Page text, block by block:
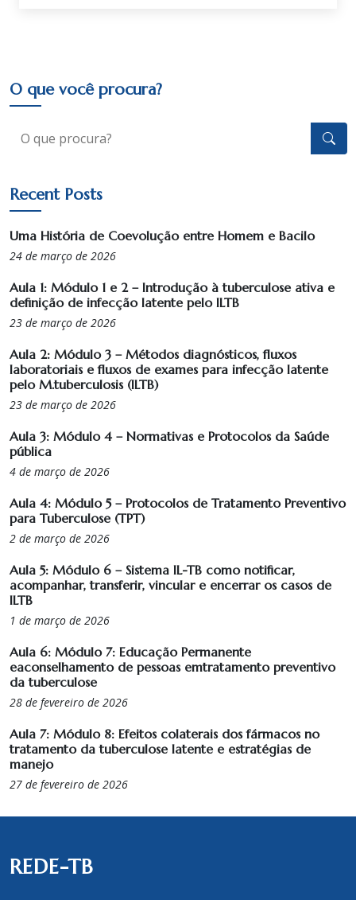
O que você procura?
Recent Posts
Uma História de Coevolução entre Homem e Bacilo
24 de março de 2026
Aula 1: Módulo 1 e 2 – Introdução à tuberculose ativa e
definição de infecção latente pelo ILTB
23 de março de 2026
Aula 2: Módulo 3 – Métodos diagnósticos, fluxos
laboratoriais e fluxos de exames para infecção latente
pelo M.tuberculosis (ILTB)
23 de março de 2026
Aula 3: Módulo 4 – Normativas e Protocolos da Saúde
pública
4 de março de 2026
Aula 4: Módulo 5 – Protocolos de Tratamento Preventivo
para Tuberculose (TPT)
2 de março de 2026
Aula 5: Módulo 6 – Sistema IL-TB como notificar,
acompanhar, transferir, vincular e encerrar os casos de
ILTB
1 de março de 2026
Aula 6: Módulo 7: Educação Permanente
eaconselhamento de pessoas emtratamento preventivo
da tuberculose
28 de fevereiro de 2026
Aula 7: Módulo 8: Efeitos colaterais dos fármacos no
tratamento da tuberculose latente e estratégias de
manejo
27 de fevereiro de 2026
REDE-TB